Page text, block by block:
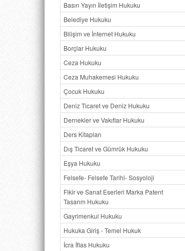
Basın Yayın İletişim Hukuku
Belediye Hukuku
Bilişim ve İnternet Hukuku
Borçlar Hukuku
Ceza Hukuku
Ceza Muhakemesi Hukuku
Çocuk Hukuku
Deniz Ticaret ve Deniz Hukuku
Dernekler ve Vakıflar Hukuku
Ders Kitapları
Dış Ticaret ve Gümrük Hukuku
Eşya Hukuku
Felsefe- Felsefe Tarihi- Sosyoloji
Fikir ve Sanat Eserleri Marka Patent
Tasarım Hukuku
Gayrimenkul Hukuku
Hukuka Giriş - Temel Hukuk
İcra İflas Hukuku